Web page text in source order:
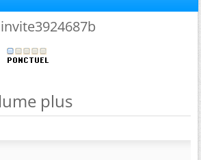
invite3924687b
plus